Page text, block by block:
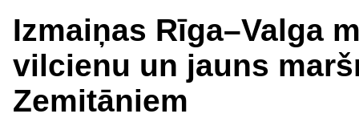
Izmaiņas Rīga–Valga
vilcienu un jauns
Zemitāniem